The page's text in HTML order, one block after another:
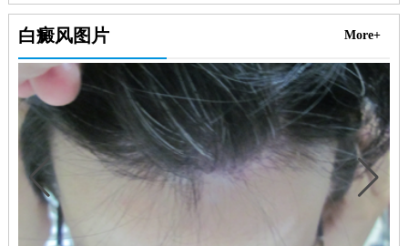
白癜风图片 More+